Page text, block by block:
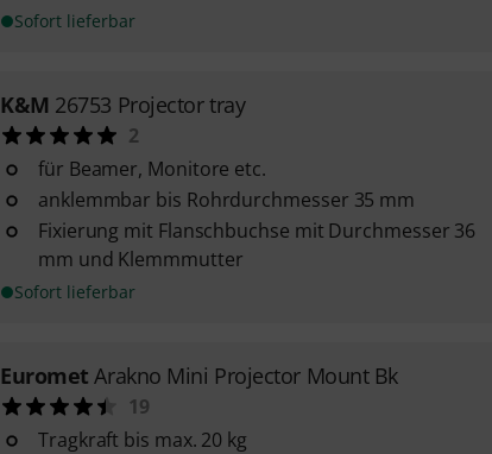
Sofort lieferbar
K&M 26753 Projector tray
2
für Beamer, Monitore etc.
anklemmbar bis Rohrdurchmesser 35 mm
Fixierung mit Flanschbuchse mit Durchmesser 36
mm und Klemmmutter
Sofort lieferbar
Euromet Arakno Mini Projector Mount Bk
19
Tragkraft bis max. 20 kg